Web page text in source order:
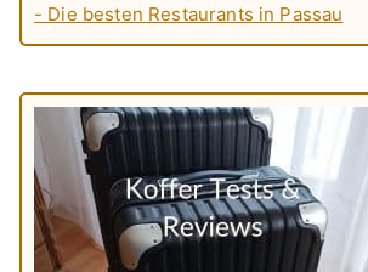
- Die besten Restaurants in Passau